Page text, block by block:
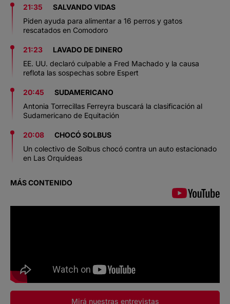
21:35
SALVANDO VIDAS
Piden ayuda para alimentar a 16 perros y gatos
rescatados en Comodoro
21:23
LAVADO DE DINERO
EE. UU. declaró culpable a Fred Machado y la causa
reflota las sospechas sobre Espert
20:45
SUDAMERICANO
Antonia Torrecillas Ferreyra buscará la clasificación al
Sudamericano de Equitación
20:08
CHOCÓ SOLBUS
Un colectivo de Solbus chocó contra un auto estacionado
en Las Orquídeas
MÁS CONTENIDO
Mirá nuestras entrevistas